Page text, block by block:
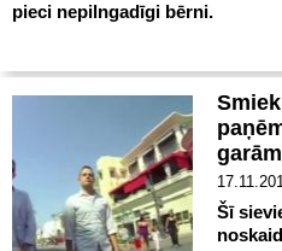
pieci nepilngadīgi bērni.
Šī